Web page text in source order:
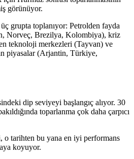
görünüyor.
grupta toplanıyor: Petrolden fayda
Norveç, Brezilya, Kolombiya), kriz
teknoloji merkezleri (Tayvan) ve
piyasalar (Arjantin, Türkiye,
dip seviyeyi başlangıç alıyor. 30
toparlanma çok daha çarpıcı
tarihten bu yana en iyi performans
koyuyor.